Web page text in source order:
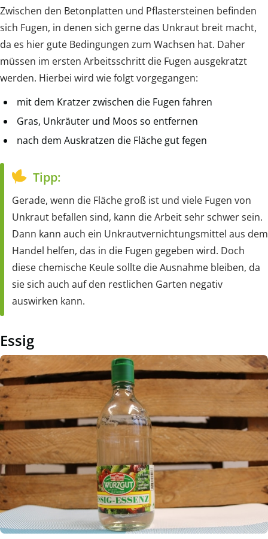
Zwischen den Betonplatten und Pflastersteinen befinden
sich Fugen, in denen sich gerne das Unkraut breit macht,
da es hier gute Bedingungen zum Wachsen hat. Daher
müssen im ersten Arbeitsschritt die Fugen ausgekratzt
werden. Hierbei wird wie folgt vorgegangen:
mit dem Kratzer zwischen die Fugen fahren
Gras, Unkräuter und Moos so entfernen
nach dem Auskratzen die Fläche gut fegen
Tipp:
Gerade, wenn die Fläche groß ist und viele Fugen von
Unkraut befallen sind, kann die Arbeit sehr schwer sein.
Dann kann auch ein Unkrautvernichtungsmittel aus dem
Handel helfen, das in die Fugen gegeben wird. Doch
diese chemische Keule sollte die Ausnahme bleiben, da
sie sich auch auf den restlichen Garten negativ
auswirken kann.
Essig